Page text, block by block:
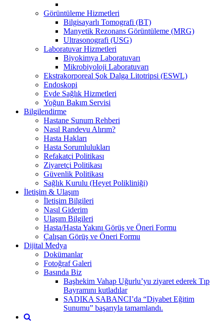
Görüntüleme Hizmetleri
Bilgisayarlı Tomografi (BT)
Manyetik Rezonans Görüntüleme (MRG)
Ultrasonografi (USG)
Laboratuvar Hizmetleri
Biyokimya Laboratuvarı
Mikrobiyoloji Laboratuvarı
Ekstrakorporeal Şok Dalga Litotripsi (ESWL)
Endoskopi
Evde Sağlık Hizmetleri
Yoğun Bakım Servisi
Bilgilendirme
Hastane Sunum Rehberi
Nasıl Randevu Alırım?
Hasta Hakları
Hasta Sorumlulukları
Refakatçi Politikası
Ziyaretçi Politikası
Güvenlik Politikası
Sağlık Kurulu (Heyet Polikliniği)
İletişim & Ulaşım
İletişim Bilgileri
Nasıl Giderim
Ulaşım Bilgileri
Hasta/Hasta Yakını Görüş ve Öneri Formu
Çalışan Görüş ve Öneri Formu
Dijital Medya
Dokümanlar
Fotoğraf Galeri
Basında Biz
Başhekim Vahap Uğurlu’yu ziyaret ederek Tıp
Bayramını kutladılar
SADIKA SABANCI’da “Diyabet Eğitim
Sunumu” başarıyla tamamlandı.